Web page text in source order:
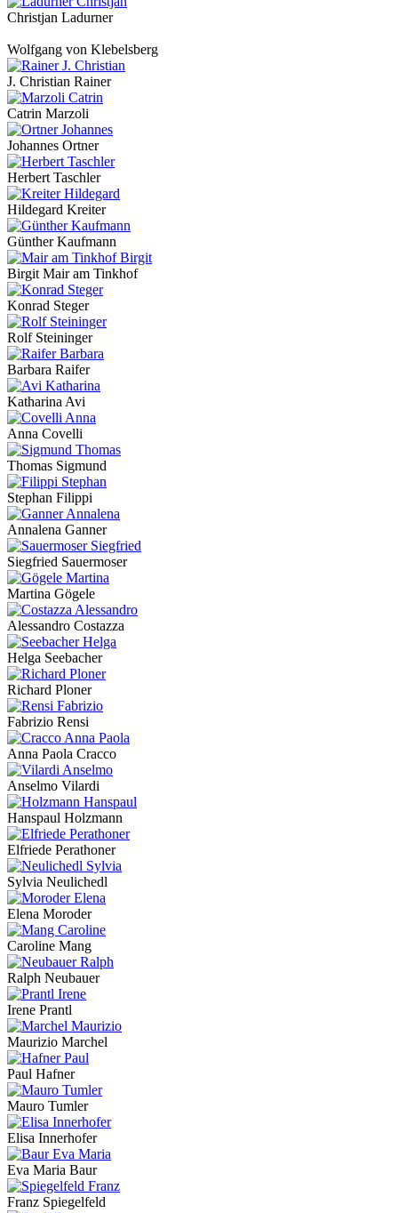
Christjan Ladurner
Wolfgang von Klebelsberg
J. Christian Rainer
Catrin Marzoli
Johannes Ortner
Herbert Taschler
Hildegard Kreiter
Günther Kaufmann
Birgit Mair am Tinkhof
Konrad Steger
Rolf Steininger
Barbara Raifer
Katharina Avi
Anna Covelli
Thomas Sigmund
Stephan Filippi
Annalena Ganner
Siegfried Sauermoser
Martina Gögele
Alessandro Costazza
Helga Seebacher
Richard Ploner
Fabrizio Rensi
Anna Paola Cracco
Anselmo Vilardi
Hanspaul Holzmann
Elfriede Perathoner
Sylvia Neulichedl
Elena Moroder
Caroline Mang
Ralph Neubauer
Irene Prantl
Maurizio Marchel
Paul Hafner
Mauro Tumler
Elisa Innerhofer
Eva Maria Baur
Franz Spiegelfeld